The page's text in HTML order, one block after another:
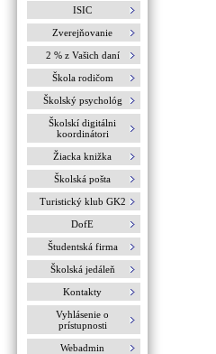
ISIC
Zverejňovanie
2 % z Vašich daní
Škola rodičom
Školský psychológ
Školskí digitálni
koordinátori
Žiacka knižka
Školská pošta
Turistický klub GK2
DofE
Študentská firma
Školská jedáleň
Kontakty
Vyhlásenie o
prístupnosti
Webadmin